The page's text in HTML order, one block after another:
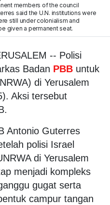
members of the council
said the U.N. institutions were
still under colonialism and
given a permanent seat.
-- Polisi
Badan PBB untuk
di Yerusalem
Aksi tersebut
Antonio Guterres
polisi Israel
di Yerusalem
menjadi kompleks
gugat serta
campur tangan